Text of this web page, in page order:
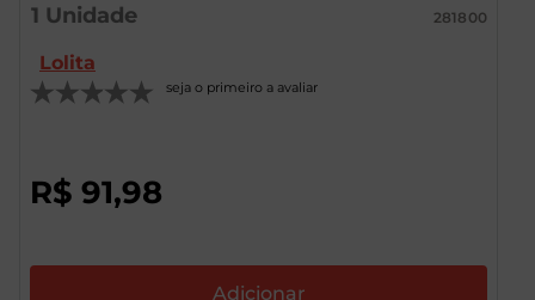
1 Unidade 281800
Lolita
seja o primeiro a avaliar
R$ 91,98